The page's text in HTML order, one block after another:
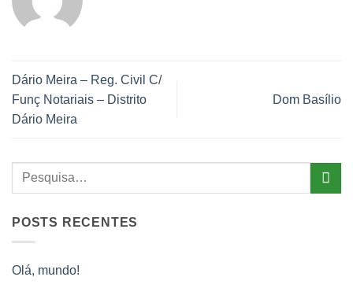
Dário Meira – Reg. Civil C/
Funç Notariais – Distrito
Dário Meira
Dom Basílio
POSTS RECENTES
Olá, mundo!